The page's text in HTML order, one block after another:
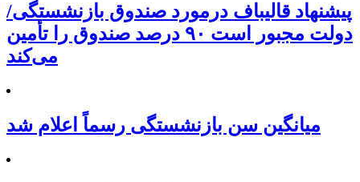
پیشنهاد قالیباف درمورد صندوق بازنشستگی/
دولت مجبور است ۹۰ درصد صندوق را تأمین
می‌کند
میانگین سن بازنشستگی رسماً اعلام شد